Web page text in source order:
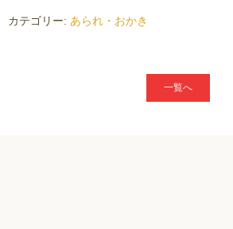
カテゴリー: あられ・おかき
一覧へ